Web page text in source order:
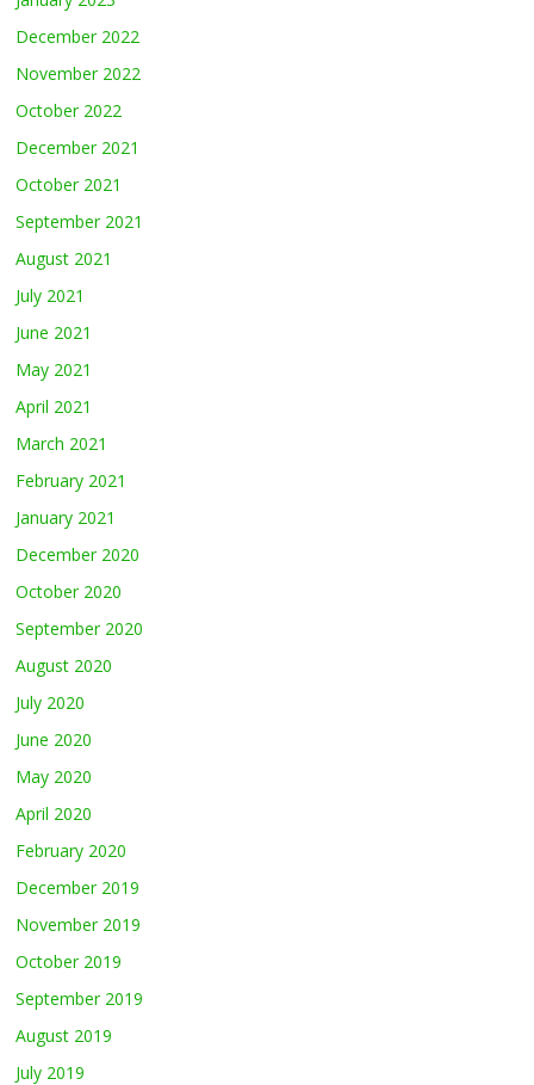
December 2022
November 2022
October 2022
December 2021
October 2021
September 2021
August 2021
July 2021
June 2021
May 2021
April 2021
March 2021
February 2021
January 2021
December 2020
October 2020
September 2020
August 2020
July 2020
June 2020
May 2020
April 2020
February 2020
December 2019
November 2019
October 2019
September 2019
August 2019
July 2019